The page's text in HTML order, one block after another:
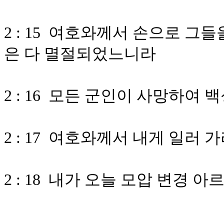
2 : 15 여호와께서 손으로 그
은 다 멸절되었느니라
2 : 16 모든 군인이 사망하여
2 : 17 여호와께서 내게 일러
2 : 18 내가 오늘 모압 변경 아